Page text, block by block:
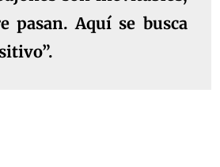
pasan. Aquí se busca